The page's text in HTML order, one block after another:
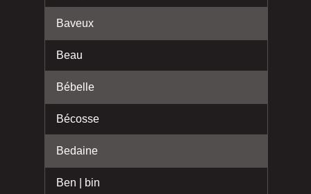
Baveux
Beau
Bébelle
Bécosse
Bedaine
Ben | bin